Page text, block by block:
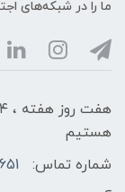
ما را در شبکه‌های
هستیم
شماره تماس: